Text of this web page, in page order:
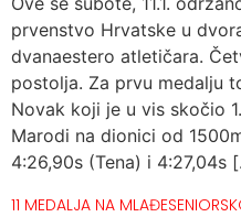
prvenstvo Hrvatske u
dvanaestero atletičara.
postolja. Za prvu medalju
Novak koji je u vis skočio
Marodi na dionici od
4:26,90s (Tena) i 4:27,04s
11 MEDALJA NA